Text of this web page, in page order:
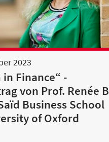
2023
in Finance“ -
von Prof. Renée B
Business School
of Oxford